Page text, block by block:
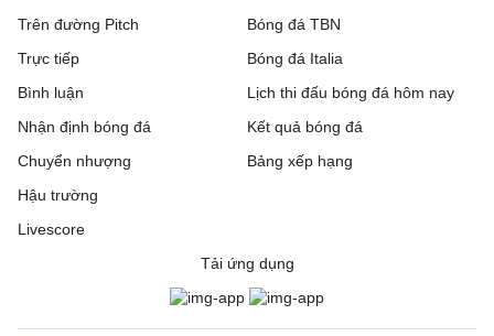
Trên đường Pitch
Trực tiếp
Bóng đá TBN
Bóng đá Italia
Bình luận
Nhận định bóng đá
Chuyển nhượng
Hậu trường
Livescore
Lịch thi đấu bóng đá hôm nay
Kết quả bóng đá
Bảng xếp hạng
Tải ứng dụng